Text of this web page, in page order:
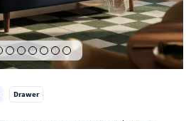
Drawer